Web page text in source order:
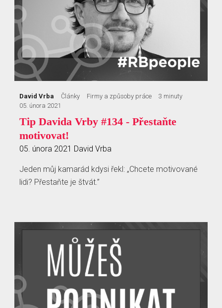
David Vrba Články Firmy a způsoby práce
3 minuty
05. února 2021
Tip Davida Vrby #134 - Přestaňte
motivovat!
05. února 2021 David Vrba
Jeden můj kamarád kdysi řekl: „Chcete motivované
lidi? Přestaňte je štvát.”